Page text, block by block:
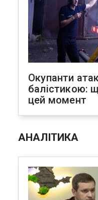
Окупанти
балістикою:
цей момент
АНАЛІТИКА